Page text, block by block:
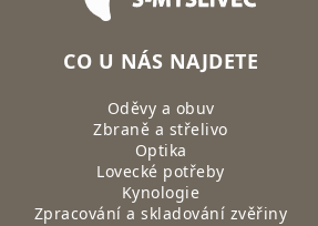
CO U NÁS NAJDETE
Oděvy a obuv
Zbraně a střelivo
Optika
Lovecké potřeby
Kynologie
Zpracování a skladování zvěřiny